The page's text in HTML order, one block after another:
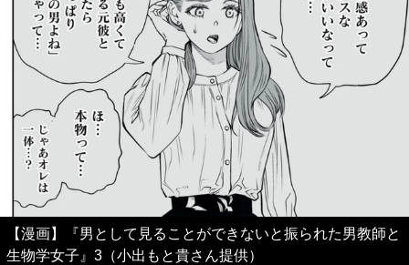
【漫画】『男として見ることができないと振られた男教師と
生物学女子』3（小出もと貴さん提供）